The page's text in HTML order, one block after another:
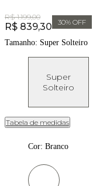
Original Price:
R$ 1.199,00
Price:
R$ 839,30 30% OFF
Tamanho: Super Solteiro
Super
Solteiro
Tabela de medidas
Cor: Branco
Cor: Branco